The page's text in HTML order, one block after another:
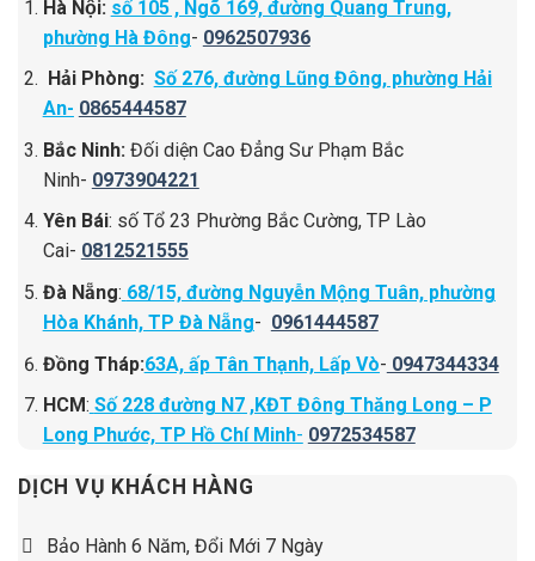
Hà Nội: số 105 , Ngõ 169, đường Quang Trung,
phường Hà Đông- 0962507936
Hải Phòng: Số 276, đường Lũng Đông, phường Hải
An- 0865444587
Bắc Ninh: Đối diện Cao Đẳng Sư Phạm Bắc
Ninh- 0973904221
Yên Bái: số Tổ 23 Phường Bắc Cường, TP Lào
Cai- 0812521555
Đà Nẵng: 68/15, đường Nguyễn Mộng Tuân, phường
Hòa Khánh, TP Đà Nẵng- 0961444587
Đồng Tháp:63A, ấp Tân Thạnh, Lấp Vò- 0947344334
HCM: Số 228 đường N7 ,KĐT Đông Thăng Long – P
Long Phước, TP Hồ Chí Minh- 0972534587
DỊCH VỤ KHÁCH HÀNG
Bảo Hành 6 Năm, Đổi Mới 7 Ngày